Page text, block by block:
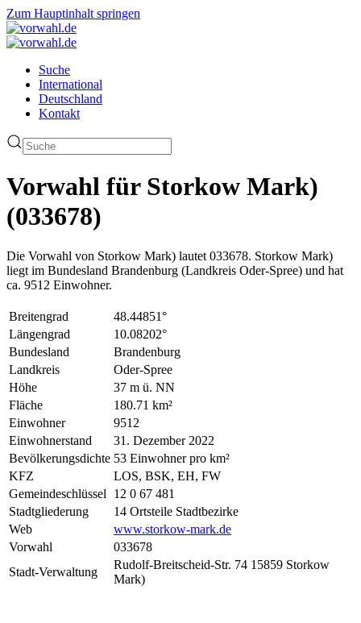
Zum Hauptinhalt springen
Suche
International
Deutschland
Kontakt
Vorwahl für Storkow Mark)
(033678)
Die Vorwahl von Storkow Mark) lautet 033678. Storkow Mark)
liegt im Bundesland Brandenburg (Landkreis Oder-Spree) und hat
ca. 9512 Einwohner.
Breitengrad
48.44851°
Längengrad
10.08202°
Bundesland
Brandenburg
Landkreis
Oder-Spree
Höhe
37 m ü. NN
Fläche
180.71 km²
Einwohner
9512
Einwohnerstand
31. Dezember 2022
Bevölkerungsdichte 53 Einwohner pro km²
KFZ
LOS, BSK, EH, FW
Gemeindeschlüssel
12 0 67 481
Stadtgliederung
14 Ortsteile Stadtbezirke
Web
www.storkow-mark.de
Vorwahl
033678
Stadt-Verwaltung
Rudolf-Breitscheid-Str. 74 15859 Storkow
Mark)